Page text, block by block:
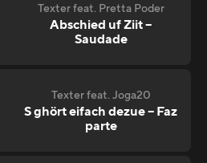
Texter feat. Pretta Poder
Abschied uf Ziit –
Saudade
Texter feat. Joga20
S ghört eifach dezue – Faz
parte